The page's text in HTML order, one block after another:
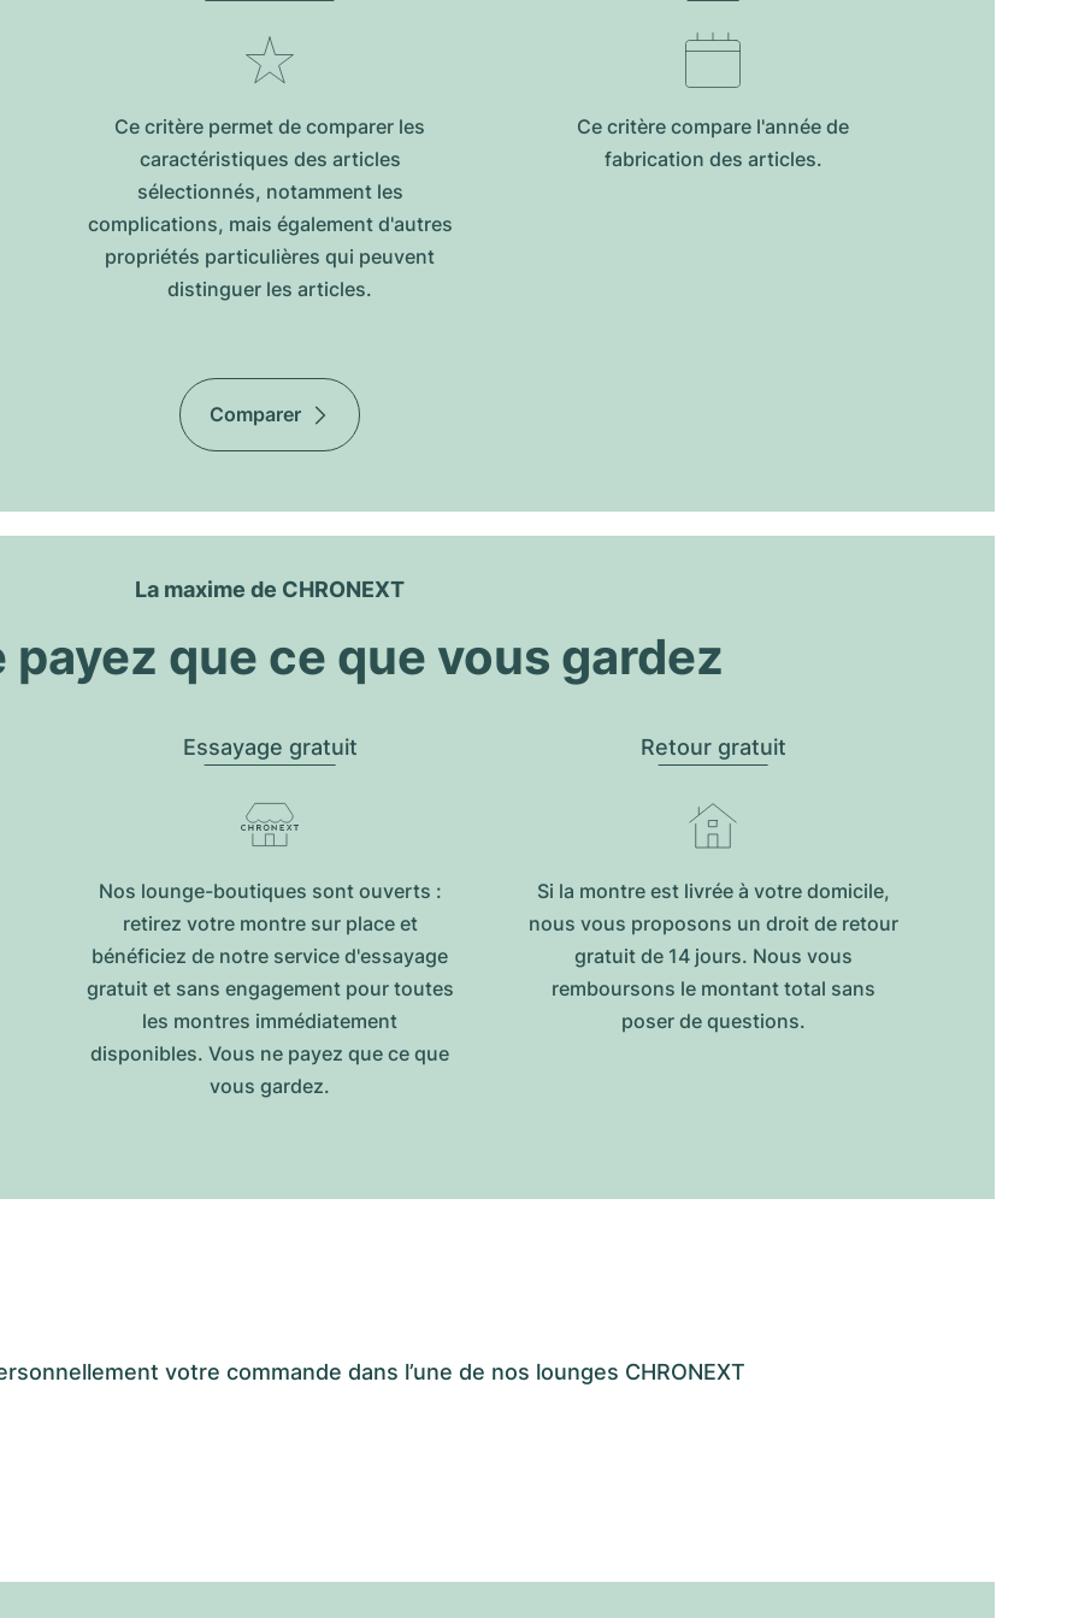
Ce critère permet de comparer les
caractéristiques des articles
sélectionnés, notamment les
complications, mais également d'autres
propriétés particulières qui peuvent
distinguer les articles.
Ce critère compare l'année de
fabrication des articles.
Comparer
La maxime de CHRONEXT
payez que ce que vous gardez
Essayage gratuit
Nos lounge-boutiques sont ouverts :
retirez votre montre sur place et
bénéficiez de notre service d'essayage
gratuit et sans engagement pour toutes
les montres immédiatement
disponibles. Vous ne payez que ce que
vous gardez.
Retour gratuit
Si la montre est livrée à votre domicile,
nous vous proposons un droit de retour
gratuit de 14 jours. Nous vous
remboursons le montant total sans
poser de questions.
votre commande dans l’une de nos lounges CHRONEXT